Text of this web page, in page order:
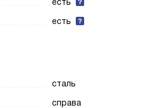
есть
сталь
справа